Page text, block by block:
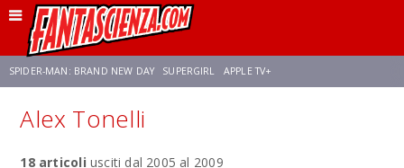
SPIDER-MAN: BRAND NEW DAY SUPERGIRL APPLE TV+
FRANCO RICCIARDIELLO ZENDAYA
Alex Tonelli
18 articoli usciti dal 2005 al 2009